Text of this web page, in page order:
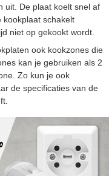
uit. De plaat koelt snel af
kookplaat schakelt
niet op gekookt wordt.
ook kookzones die
kan je gebruiken als 2
Zo kun je ook
de specificaties van de